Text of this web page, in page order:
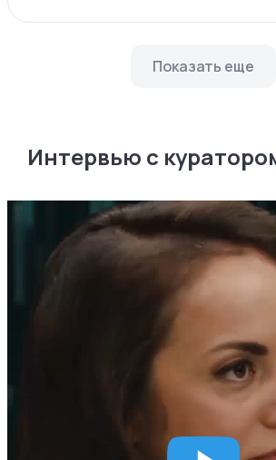
Показать еще
Интервью с